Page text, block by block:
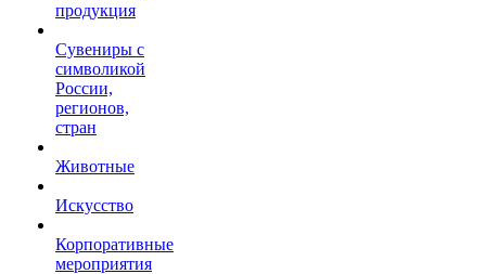
продукция
Сувениры с
символикой
России,
регионов,
стран
Животные
Искусство
Корпоративные
мероприятия